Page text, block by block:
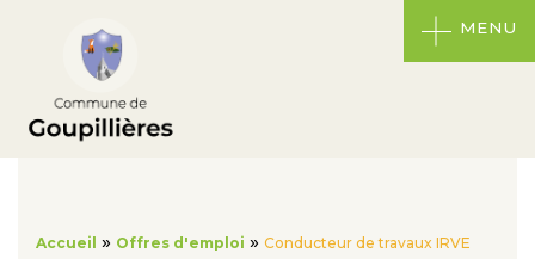
MENU
Accueil » Offres d'emploi » Conducteur de travaux IRVE